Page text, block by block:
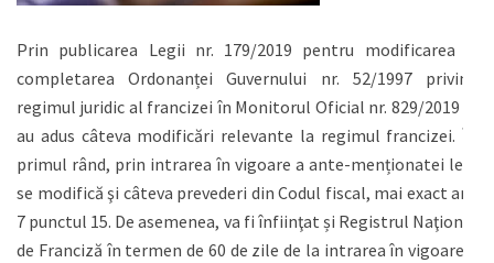
Prin publicarea Legii nr. 179/2019 pentru modificarea și
completarea Ordonanței Guvernului nr. 52/1997 privind
regimul juridic al francizei în Monitorul Oficial nr. 829/2019 s-
au adus câteva modificări relevante la regimul francizei. În
primul rând, prin intrarea în vigoare a ante-menționatei legi
se modifică şi câteva prevederi din Codul fiscal, mai exact art.
7 punctul 15. De asemenea, va fi înfiinţat și Registrul Naţional
de Franciză în termen de 60 de zile de la intrarea în vigoare a